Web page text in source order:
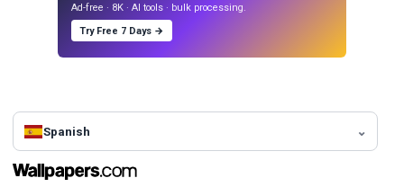
Ad-free · 8K · AI tools · bulk processing.
Try Free 7 Days →
Spanish